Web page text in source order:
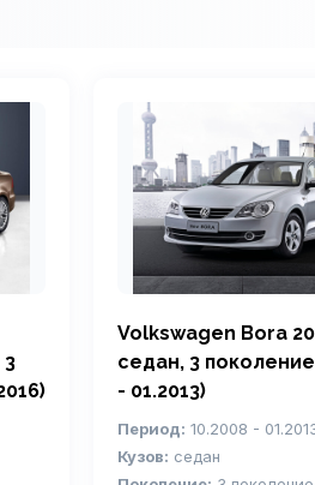
3
Volkswagen Bora
седан, 3
- 01.2013)
Период: 10.2008 -
Кузов: седан